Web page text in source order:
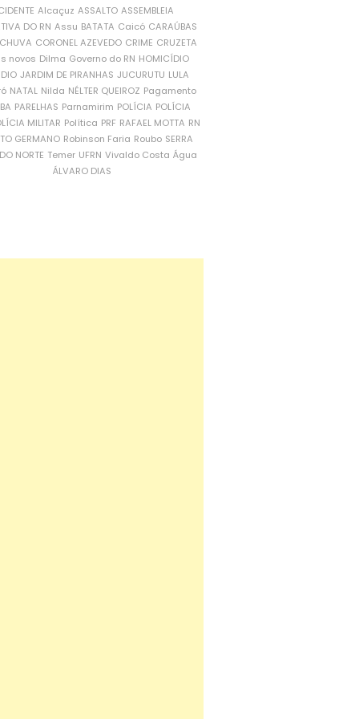
Alcaçuz ASSALTO ASSEMBLEIA
DO RN Assu BATATA Caicó CARAÚBAS
CORONEL AZEVEDO CRIME CRUZETA
novos Dilma Governo do RN HOMICÍDIO
JARDIM DE PIRANHAS JUCURUTU LULA
NATAL Nilda NÉLTER QUEIROZ Pagamento
PARELHAS Parnamirim POLÍCIA POLÍCIA
MILITAR Política PRF RAFAEL MOTTA RN
GERMANO Robinson Faria Roubo SERRA
NORTE Temer UFRN Vivaldo Costa Água
ÁLVARO DIAS